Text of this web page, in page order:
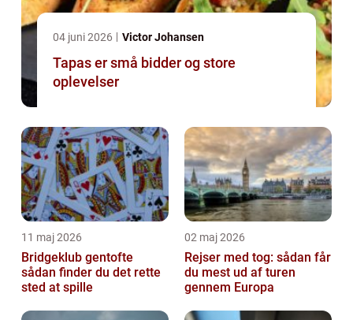
04 juni 2026 Victor Johansen
Tapas er små bidder og store
oplevelser
11 maj 2026
Bridgeklub gentofte
sådan finder du det rette
sted at spille
02 maj 2026
Rejser med tog: sådan får
du mest ud af turen
gennem Europa